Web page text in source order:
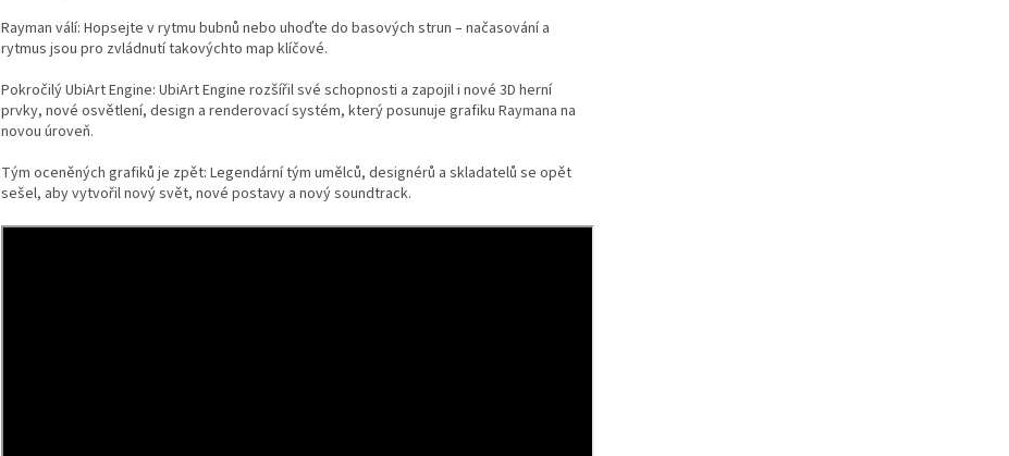
Rayman válí: Hopsejte v rytmu bubnů nebo uhoďte do basových strun – načasování a
rytmus jsou pro zvládnutí takovýchto map klíčové.
Pokročilý UbiArt Engine: UbiArt Engine rozšířil své schopnosti a zapojil i nové 3D herní
prvky, nové osvětlení, design a renderovací systém, který posunuje grafiku Raymana na
novou úroveň.
Tým oceněných grafiků je zpět: Legendární tým umělců, designérů a skladatelů se opět
sešel, aby vytvořil nový svět, nové postavy a nový soundtrack.